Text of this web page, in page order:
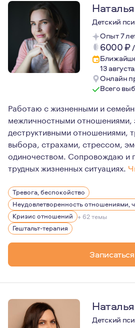
Наталья
Детский
Опыт 7
6000₽/
13
Онлайн
Всего
Работаю с жизненными и
межличностными отношениями,
деструктивными отношениями,
выбора, страхами, стрессом,
одиночеством. Сопровождаю и
трудных жизненных ситуациях.
Я пришла в психологию в
На данный момент я имею
Люблю жизнь во всём её
17 лет в стабильных
Тревога, беспокойство
Неудовлетворенность отношениями,
Кризис отношений + 62 темы
Гештальт-терапия
Записаться
Наталья
Детский